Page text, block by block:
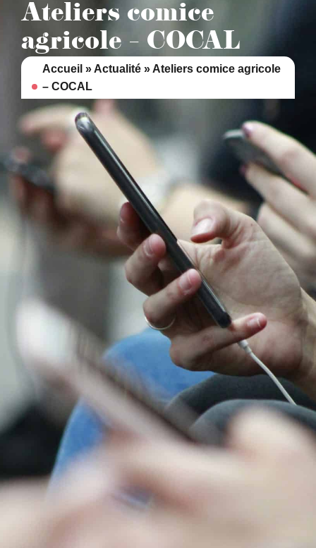
principalAteliers comice
agricole – COCAL
Accueil » Actualité » Ateliers comice agricole
– COCAL